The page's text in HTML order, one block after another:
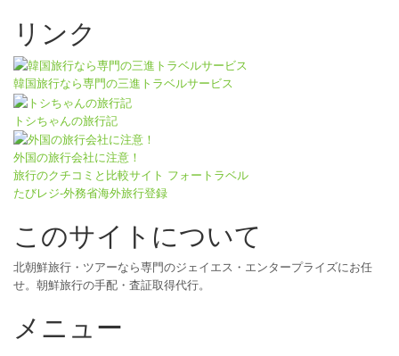
リンク
韓国旅行なら専門の三進トラベルサービス
トシちゃんの旅行記
外国の旅行会社に注意！
旅行のクチコミと比較サイト フォートラベル
たびレジ-外務省海外旅行登録
このサイトについて
北朝鮮旅行・ツアーなら専門のジェイエス・エンタープライズにお任
せ。朝鮮旅行の手配・査証取得代行。
メニュー